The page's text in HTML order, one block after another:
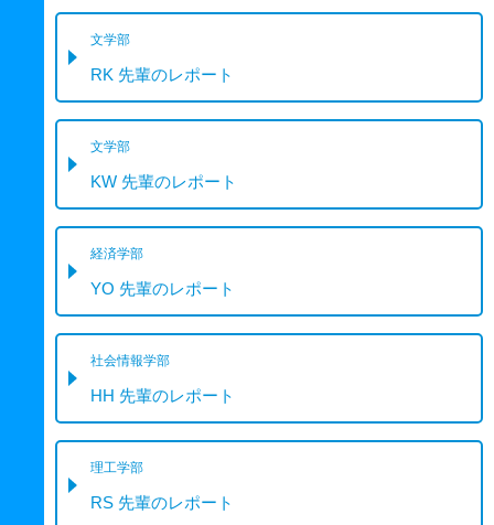
文学部
RK 先輩のレポート
文学部
KW 先輩のレポート
経済学部
YO 先輩のレポート
社会情報学部
HH 先輩のレポート
理工学部
RS 先輩のレポート